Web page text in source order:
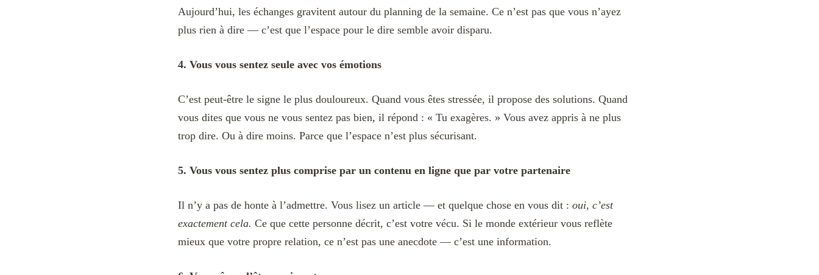
Aujourd’hui, les échanges gravitent autour du planning de la semaine. Ce n’est pas que vous n’ayez
plus rien à dire — c’est que l’espace pour le dire semble avoir disparu.
4. Vous vous sentez seule avec vos émotions
C’est peut-être le signe le plus douloureux. Quand vous êtes stressée, il propose des solutions. Quand
vous dites que vous ne vous sentez pas bien, il répond : « Tu exagères. » Vous avez appris à ne plus
trop dire. Ou à dire moins. Parce que l’espace n’est plus sécurisant.
5. Vous vous sentez plus comprise par un contenu en ligne que par votre partenaire
Il n’y a pas de honte à l’admettre. Vous lisez un article — et quelque chose en vous dit : oui, c’est
exactement cela. Ce que cette personne décrit, c’est votre vécu. Si le monde extérieur vous reflète
mieux que votre propre relation, ce n’est pas une anecdote — c’est une information.